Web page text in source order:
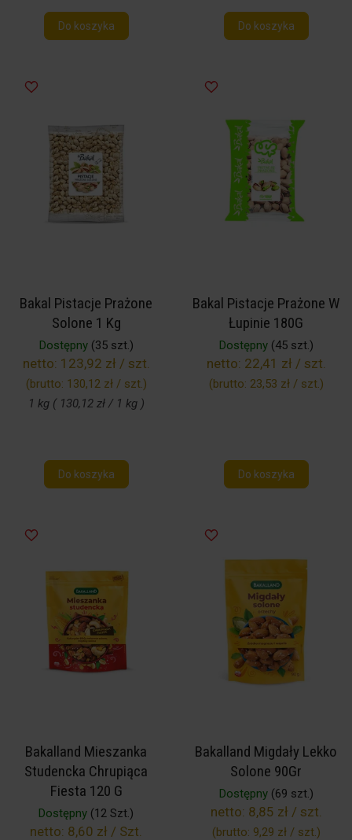
Do koszyka Do koszyka
Bakal Pistacje Prażone
Solone 1 Kg
Dostępny(35 szt.)
netto: 123,92 zł / szt.
(brutto: 130,12 zł / szt.)
1 kg ( 130,12 zł / 1 kg )
Do koszyka
Bakal Pistacje Prażone W
Łupinie 180G
Dostępny(45 szt.)
netto: 22,41 zł / szt.
(brutto: 23,53 zł / szt.)
Do koszyka
Bakalland Mieszanka
Studencka Chrupiąca
Fiesta 120 G
Dostępny (12 Szt.)
netto: 8,60 zł / Szt.
Bakalland Migdały Lekko
Solone 90Gr
Dostępny(69 szt.)
netto: 8,85 zł / szt.
(brutto: 9,29 zł / szt.)